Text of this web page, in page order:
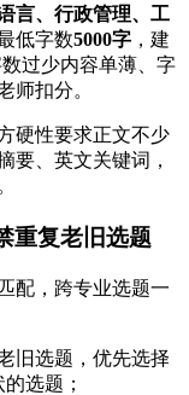
言、行政管理、工
低字数5000字 ，建
过少内容单薄、字
师扣分。
硬性要求正文不少
要、英文关键词，
重复老旧选题
配，跨专业选题一
旧选题，优先选择
选题；